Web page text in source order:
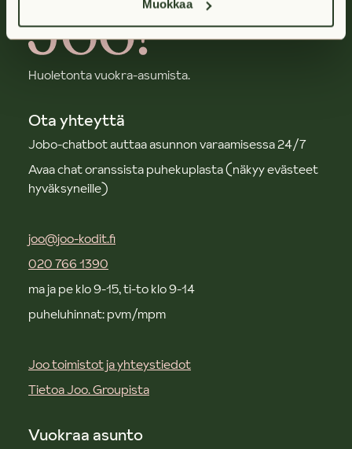
Muokkaa
Huoletonta vuokra-asumista.
Ota yhteyttä
Jobo-chatbot auttaa asunnon varaamisessa 24/7
Avaa chat oranssista puhekuplasta (näkyy evästeet
hyväksyneille)
joo@joo-kodit.fi
020 766 1390
ma ja pe klo 9-15, ti-to klo 9-14
puheluhinnat: pvm/mpm
Joo toimistot ja yhteystiedot
Tietoa Joo. Groupista
Vuokraa asunto